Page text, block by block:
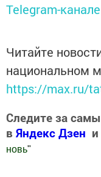
Telegram-канале
Читайте
национальном
https://max.ru/
Следите за
в Яндекс Дзен и
новь"